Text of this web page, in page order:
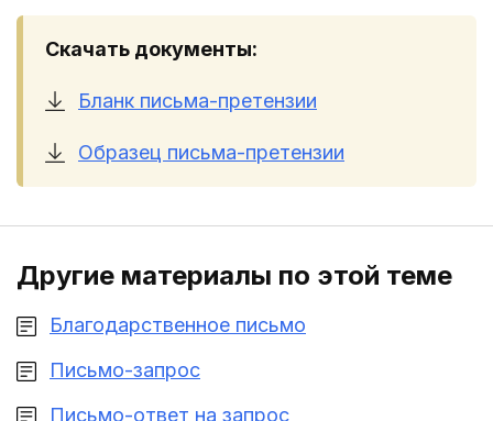
Скачать документы:
Бланк письма-претензии
Образец письма-претензии
Другие материалы по этой теме
Благодарственное письмо
Письмо-запрос
Письмо-ответ на запрос